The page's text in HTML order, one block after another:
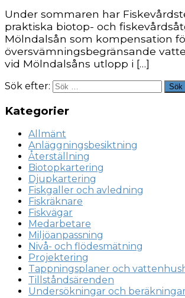
Under sommaren har
praktiska biotop- och
Mölndalsån som kompensation
översvämningsbegränsande
vid Mölndalsåns utlopp i […]
Sök efter: Sök
Kategorier
Allmänt
Anläggningsbesiktning
Återställning
Biotopkartering
Djupkartering
Fiskgaller och avledning
Fiskräknare
Fiskvägar
Medarbetare
Miljöanpassning
Nivå- och flödesmätning
Projektering
Tappningsplaner och
Tillståndsärenden
Undersökningar och beräkningar